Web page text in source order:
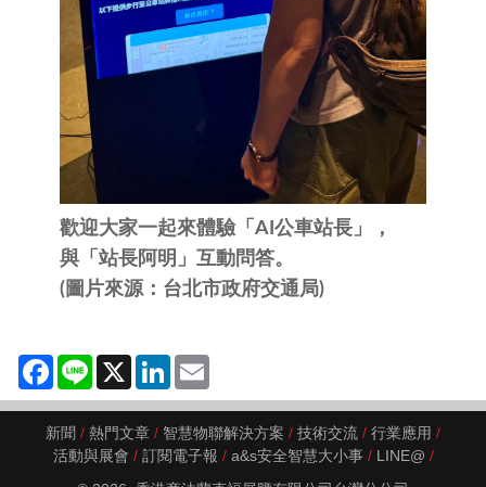
歡迎大家一起來體驗「AI公車站長」，
與「站長阿明」互動問答。
(圖片來源：台北市政府交通局)
Facebook
Line X LinkedIn
新聞 熱門文章 智慧物聯解決方案 技術交流
行業應用
活動與展會
訂閱電子報 a&s安全智慧大小事
LINE@